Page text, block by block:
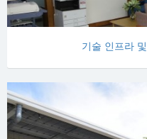
기술 인프라